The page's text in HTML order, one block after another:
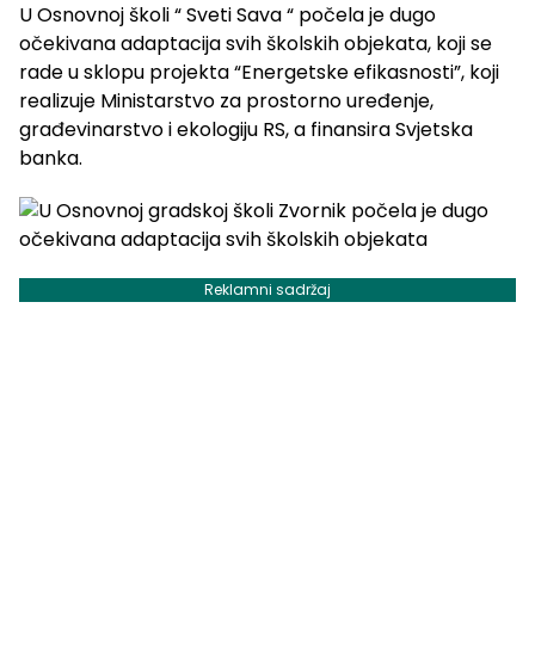
U Osnovnoj školi “ Sveti Sava “ počela je dugo
očekivana adaptacija svih školskih objekata, koji se
rade u sklopu projekta “Energetske efikasnosti”, koji
realizuje Ministarstvo za prostorno uređenje,
građevinarstvo i ekologiju RS, a finansira Svjetska
banka.
Reklamni sadržaj